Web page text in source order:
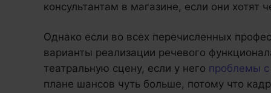
консультантам в магазине, если они хотят
Однако если во всех перечисленных
варианты реализации речевого
театральную сцену, если у него проблемы
плане шансов чуть больше, потому что